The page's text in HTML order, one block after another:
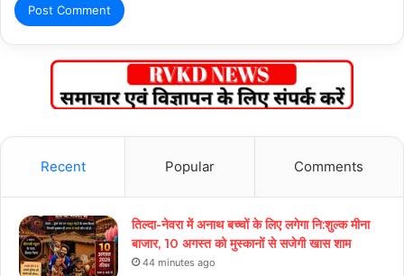
Recent Popular Comments
तिल्दा-नेवरा में अनाथ बच्चों के लिए लगेगा नि:शुल्क मीना
बाजार, 10 अगस्त को मुस्कानों से सजेगी खास शाम
44 minutes ago